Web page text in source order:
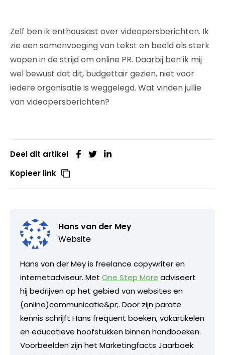
Zelf ben ik enthousiast over videopersberichten. Ik
zie een samenvoeging van tekst en beeld als sterk
wapen in de strijd om online PR. Daarbij ben ik mij
wel bewust dat dit, budgettair gezien, niet voor
iedere organisatie is weggelegd. Wat vinden jullie
van videopersberichten?
Deel dit artikel
Kopieer link
Hans van der Mey
Website
Hans van der Mey is freelance copywriter en
internetadviseur. Met One Step More adviseert
hij bedrijven op het gebied van websites en
(online)communicatie&pr;. Door zijn parate
kennis schrijft Hans frequent boeken, vakartikelen
en educatieve hoofstukken binnen handboeken.
Voorbeelden zijn het Marketingfacts Jaarboek